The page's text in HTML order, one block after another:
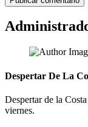
Despertar De La
Despertar de la
viernes.